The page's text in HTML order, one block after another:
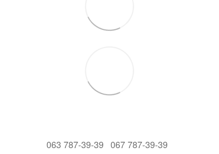
063 787-39-39 067 787-39-39